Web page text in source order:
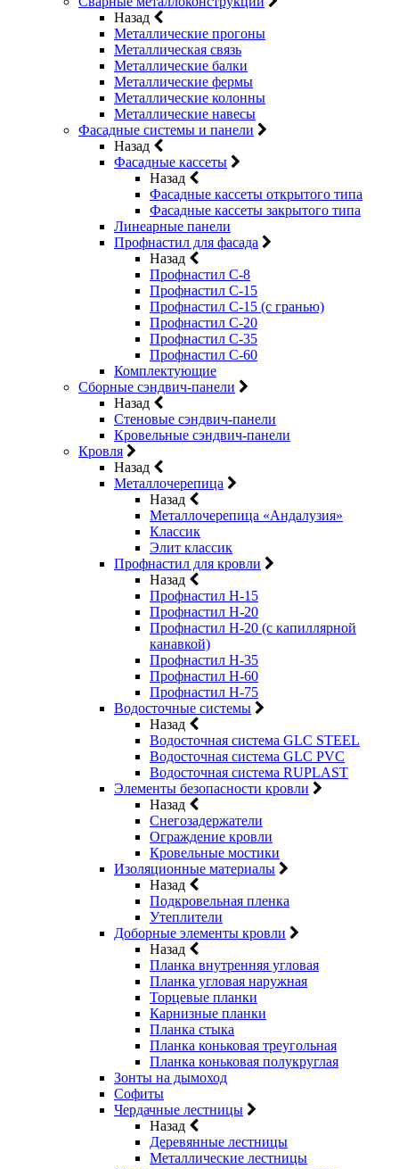
Назад
Металлические прогоны
Металлическая связь
Металлические балки
Металлические фермы
Металлические колонны
Металлические навесы
Фасадные системы и панели
Назад
Фасадные кассеты
Назад
Фасадные кассеты открытого типа
Фасадные кассеты закрытого типа
Линеарные панели
Профнастил для фасада
Назад
Профнастил С-8
Профнастил С-15
Профнастил С-15 (с гранью)
Профнастил С-20
Профнастил С-35
Профнастил С-60
Комплектующие
Сборные сэндвич-панели
Назад
Стеновые сэндвич-панели
Кровельные сэндвич-панели
Кровля
Назад
Металлочерепица
Назад
Металлочерепица «Андалузия»
Классик
Элит классик
Профнастил для кровли
Назад
Профнастил Н-15
Профнастил Н-20
Профнастил Н-20 (с капиллярной
канавкой)
Профнастил Н-35
Профнастил Н-60
Профнастил Н-75
Водосточные системы
Назад
Водосточная система GLC STEEL
Водосточная система GLC PVC
Водосточная система RUPLAST
Элементы безопасности кровли
Назад
Снегозадержатели
Ограждение кровли
Кровельные мостики
Изоляционные материалы
Назад
Подкровельная пленка
Утеплители
Доборные элементы кровли
Назад
Планка внутренняя угловая
Планка угловая наружная
Торцевые планки
Карнизные планки
Планка стыка
Планка коньковая треугольная
Планка коньковая полукруглая
Зонты на дымоход
Софиты
Чердачные лестницы
Назад
Деревянные лестницы
Металлические лестницы